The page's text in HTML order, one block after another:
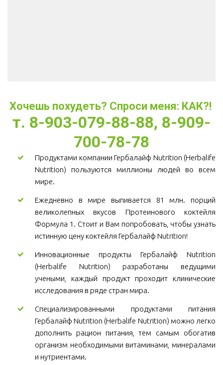
Хочешь похудеть? Спроси меня: КАК?!
т. 8-903-079-88-88, 8-909-
700-78-78
Продуктами компании Гербалайф Nutrition (Herbalife
Nutrition) пользуются миллионы людей во всем
мире.
Ежедневно в мире выпивается 81 млн. порций
великолепных вкусов Протеинового коктейля
Формула 1. Стоит и Вам попробовать, чтобы узнать
истинную цену коктейля Гербалайф Nutrition!
Инновационные продукты Гербалайф Nutrition
(Herbalife Nutrition) разработаны ведущими
учеными, каждый продукт проходит клинические
исследования в ряде стран мира.
Специализированными продуктами питания
Гербалайф Nutrition (Herbalife Nutrition) можно легко
дополнить рацион питания, тем самым обогатив
организм необходимыми витаминами, минералами
и нутриентами.